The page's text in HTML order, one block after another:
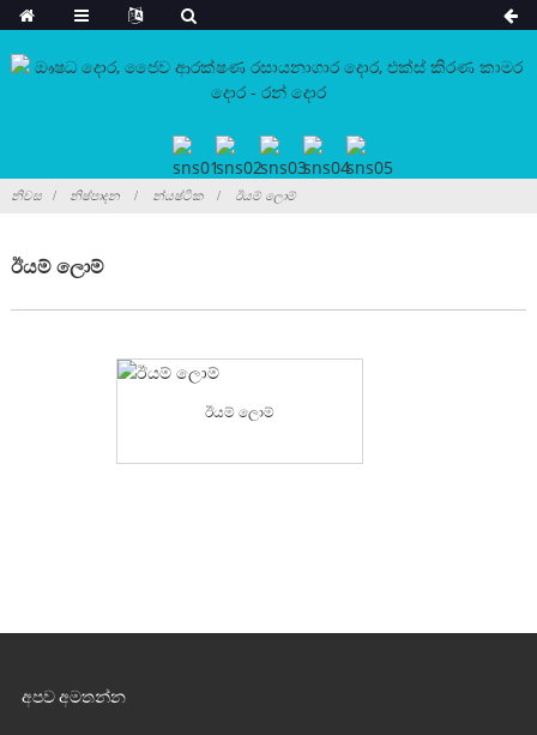
නිවස නිෂ්පාදන න්යෂ්ටික ඊයම් ලොම්
ඊයම් ලොම්
ඊයම් ලොම්
අපව අමතන්න